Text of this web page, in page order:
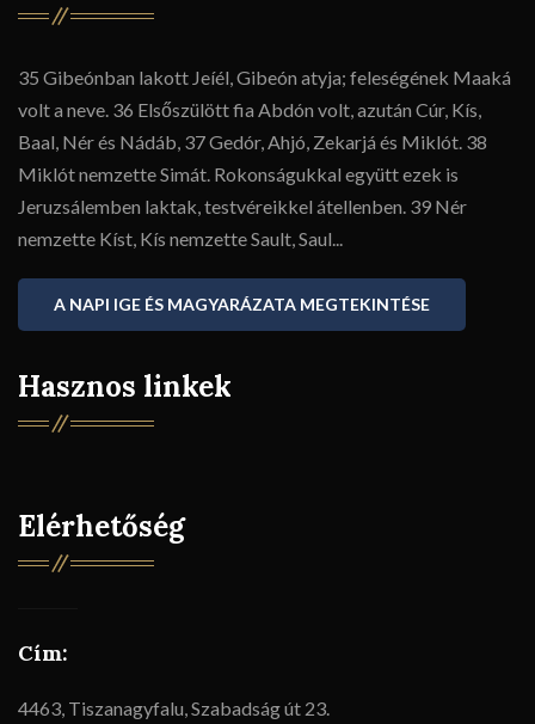
35 Gibeónban lakott Jeíél, Gibeón atyja; feleségének Maaká
volt a neve. 36 Elsőszülött fia Abdón volt, azután Cúr, Kís,
Baal, Nér és Nádáb, 37 Gedór, Ahjó, Zekarjá és Miklót. 38
Miklót nemzette Simát. Rokonságukkal együtt ezek is
Jeruzsálemben laktak, testvéreikkel átellenben. 39 Nér
nemzette Kíst, Kís nemzette Sault, Saul...
A NAPI IGE ÉS MAGYARÁZATA MEGTEKINTÉSE
Hasznos linkek
Elérhetőség
Cím:
4463, Tiszanagyfalu, Szabadság út 23.